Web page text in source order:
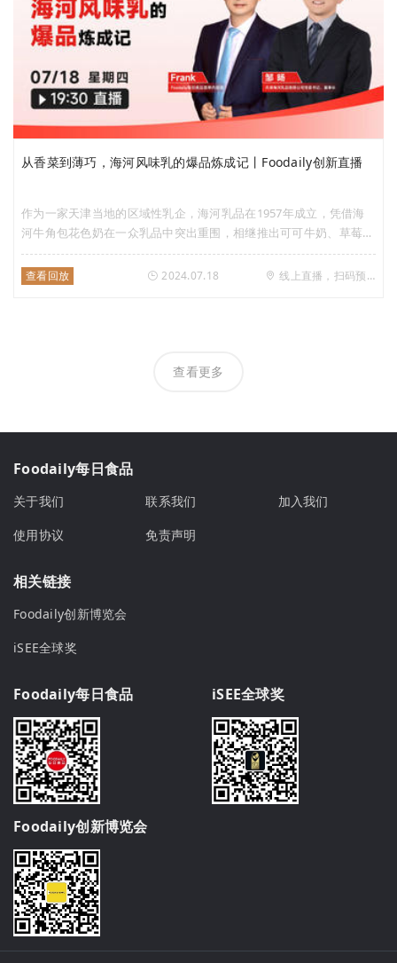
从香菜到薄巧，海河风味乳的爆品炼成记丨Foodaily创新直播
作为一家天津当地的区域性乳企，海河乳品在1957年成立，凭借海
河牛角包花色奶在一众乳品中突出重围，相继推出可可牛奶、草莓牛
奶、巧克力牛奶等热销产品，近期又凭借香菜牛油果牛奶、薄巧牛奶
再度引爆消费市场。 海河的系列风味乳为何总能抓取国民的注意
查看回放 2024.07.18 线上直播，扫码预约
查看更多
Foodaily每日食品
关于我们 联系我们
加入我们
使用协议
免责声明
相关链接
Foodaily创新博览会
iSEE全球奖
Foodaily每日食品 iSEE全球奖
Foodaily创新博览会